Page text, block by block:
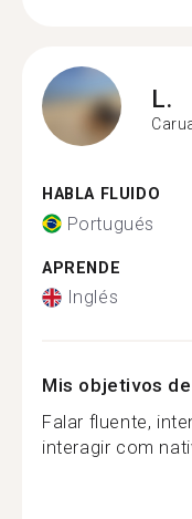
L.
HABLA FLUIDO
Portugués
APRENDE
Inglés
Mis objetivos
Falar fluente,
interagir com